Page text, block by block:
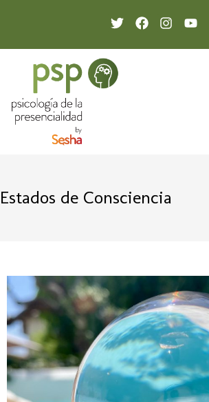
Estados de Consciencia